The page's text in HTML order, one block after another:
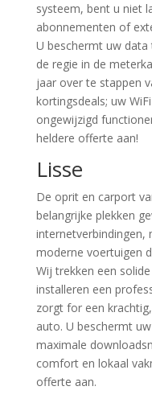
systeem, bent u niet
abonnementen of
U beschermt uw
de regie in de
jaar over te stappen
kortingsdeals; uw
ongewijzigd
heldere offerte aan!
Lisse
De oprit en carport
belangrijke plekken
internetverbindingen,
moderne voertuigen
Wij trekken een
installeren een
zorgt for een
auto. U beschermt
maximale
comfort en lokaal
offerte aan.